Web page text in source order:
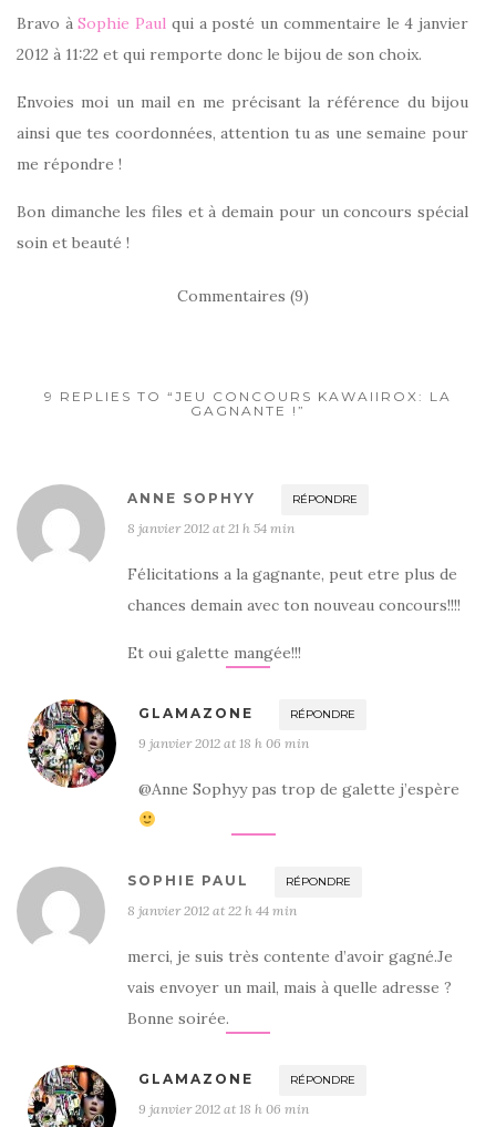
Bravo àSophie Paul qui a posté un commentaire le 4 janvier
2012 à 11:22 et qui remporte donc le bijou de son choix.
Envoies moi un mail en me précisant la référence du bijou
ainsi que tes coordonnées, attention tu as une semaine pour
me répondre !
Bon dimanche les files et à demain pour un concours spécial
soin et beauté !
Commentaires (9)
9 REPLIES TO “JEU CONCOURS KAWAIIROX: LA
GAGNANTE !”
ANNE SOPHYY RÉPONDRE
8 janvier 2012 at 21 h 54 min
Félicitations a la gagnante, peut etre plus de
chances demain avec ton nouveau concours!!!!
Et oui galette mangée!!!
GLAMAZONE RÉPONDRE
9 janvier 2012 at 18 h 06 min
@Anne Sophyy pas trop de galette j’espère
SOPHIE PAUL RÉPONDRE
8 janvier 2012 at 22 h 44 min
merci, je suis très contente d’avoir gagné.Je
vais envoyer un mail, mais à quelle adresse ?
Bonne soirée.
GLAMAZONE RÉPONDRE
9 janvier 2012 at 18 h 06 min